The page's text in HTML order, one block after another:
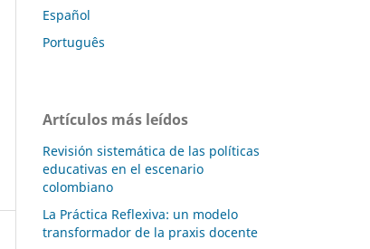
Español
Português
Artículos más leídos
Revisión sistemática de las políticas
educativas en el escenario
colombiano
La Práctica Reflexiva: un modelo
transformador de la praxis docente